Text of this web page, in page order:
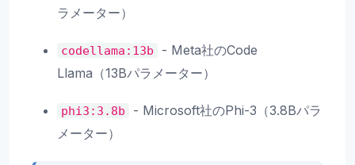
ラメーター）
codellama:13b
- Meta社のCode
Llama（13Bパラメーター）
phi3:3.8b
- Microsoft社のPhi-3（3.8Bパラ
メーター）